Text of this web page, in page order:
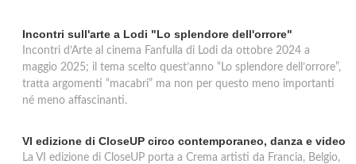
Incontri sull'arte a Lodi "Lo splendore dell'orrore"
Incontri d’Arte al cinema Fanfulla di Lodi da ottobre 2024 a
maggio 2025; il tema scelto quest’anno “Lo splendore dell’orrore”,
tratta argomenti “macabri” ma non per questo meno importanti
né meno affascinanti.
VI edizione di CloseUP circo contemporaneo, danza e video
La VI edizione di CloseUP porta a Crema artisti da Francia, Belgio,